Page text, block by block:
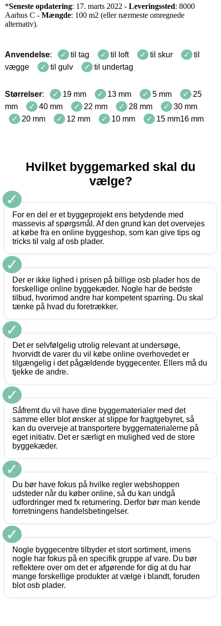
*Seneste opdatering: 17. marts 2022 - Leveringssted: 8000
Aarhus C - Mængde: 100 m2 (eller nærmeste omregnede
alternativ).
Anvendelse: til tag til loft til skur
til
vægge
til gulv til undertag
Størrelser: 19 mm 13 mm 5 mm
25
mm
40 mm 22 mm 28 mm
30 mm
20 mm
12 mm 10 mm 15 mm16 mm
Hvilket byggemarked skal du
vælge?
✓
For en del er et byggeprojekt ens betydende med
massevis af spørgsmål. Af den grund kan det overvejes
at købe fra en online byggeshop, som kan give tips og
tricks til valg af osb plader.
✓
Der er ikke lighed i prisen på billige osb plader hos de
forskellige online byggekæder. Nogle har de bedste
tilbud, hvorimod andre har kompetent sparring. Du skal
tænke på hvad du foretrækker.
✓
Det er selvfølgelig utrolig relevant at undersøge,
hvorvidt de varer du vil købe online overhovedet er
tilgængelig i det pågældende byggecenter. Ellers må du
tjekke de andre.
✓
Såfremt du vil have dine byggematerialer med det
samme eller blot ønsker at slippe for fragtgebyret, så
kan du overveje at transportere byggematerialerne på
eget initiativ. Det er særligt en mulighed ved de store
byggekæder.
✓
Du bør have fokus på hvilke regler webshoppen
udsteder når du køber online, så du kan undgå
udfordringer med fx returnering. Derfor bør man kende
forretningens handelsbetingelser.
✓
Nogle byggecentre tilbyder et stort sortiment, imens
nogle har fokus på en specifik gruppe af vare. Du bør
reflektere over om det er afgørende for dig at du har
mange forskellige produkter at vælge i blandt, foruden
blot osb plader.